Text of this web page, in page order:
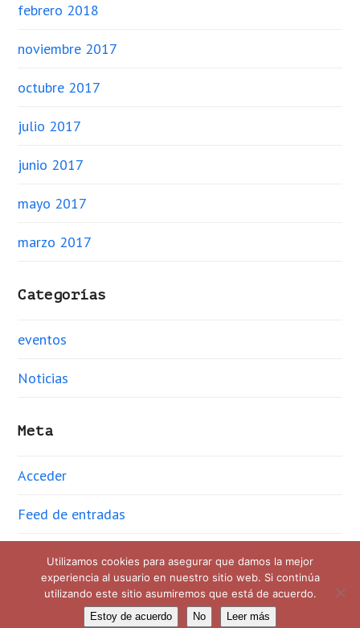
febrero 2018
noviembre 2017
octubre 2017
julio 2017
junio 2017
mayo 2017
marzo 2017
Categorías
eventos
Noticias
Meta
Acceder
Feed de entradas
Feed de comentarios
WordPress.org
Utilizamos cookies para asegurar que damos la mejor
experiencia al usuario en nuestro sitio web. Si continúa
utilizando este sitio asumiremos que está de acuerdo.
Estoy de acuerdo No Leer más